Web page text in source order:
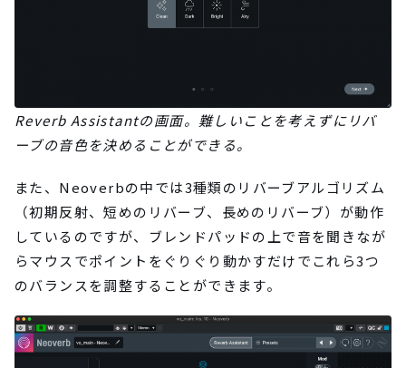
Reverb Assistantの画面。難しいことを考えずにリバ
ーブの音色を決めることができる。
また、Neoverbの中では3種類のリバーブアルゴリズム
（初期反射、短めのリバーブ、長めのリバーブ）が動作
しているのですが、ブレンドパッドの上で音を聞きなが
らマウスでポイントをぐりぐり動かすだけでこれら3つ
のバランスを調整することができます。